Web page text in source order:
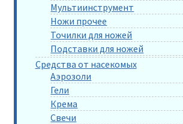
Мультиинструмент
Ножи прочее
Точилки для ножей
Подставки для ножей
Средства от насекомых
Аэрозоли
Гели
Крема
Свечи